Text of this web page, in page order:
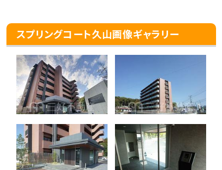
スプリングコート久山画像ギャラリー